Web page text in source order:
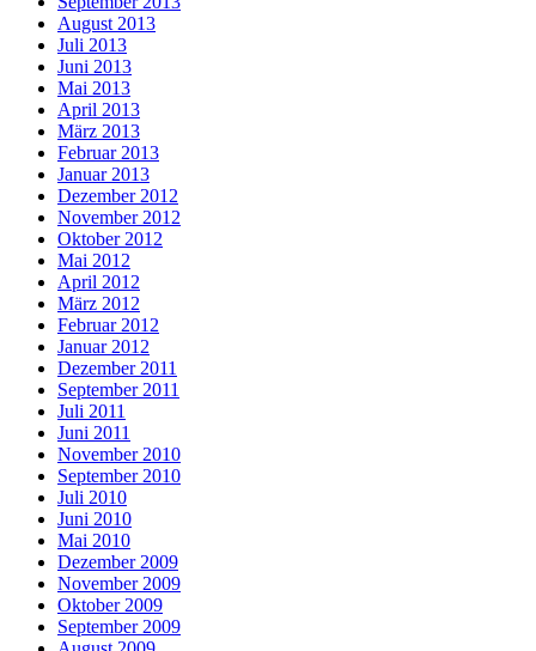
August 2013
Juli 2013
Juni 2013
Mai 2013
April 2013
März 2013
Februar 2013
Januar 2013
Dezember 2012
November 2012
Oktober 2012
Mai 2012
April 2012
März 2012
Februar 2012
Januar 2012
Dezember 2011
September 2011
Juli 2011
Juni 2011
November 2010
September 2010
Juli 2010
Juni 2010
Mai 2010
Dezember 2009
November 2009
Oktober 2009
September 2009